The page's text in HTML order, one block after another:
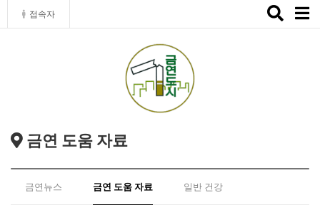
접속자
Toggle
금연 도움 자료
금연뉴스 금연 도움 자료 일반 건강